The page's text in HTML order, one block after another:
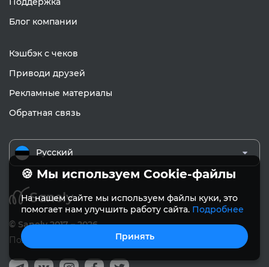
Блог компании
Кэшбэк с чеков
Приводи друзей
Рекламные материалы
Обратная связь
Русский
© Sanely 2017 – 2026
Пользовательское соглашение
🍪 Мы используем Cookie-файлы
На нашем сайте мы используем файлы куки, это
помогает нам улучшить работу сайта. Подробнее
Принять